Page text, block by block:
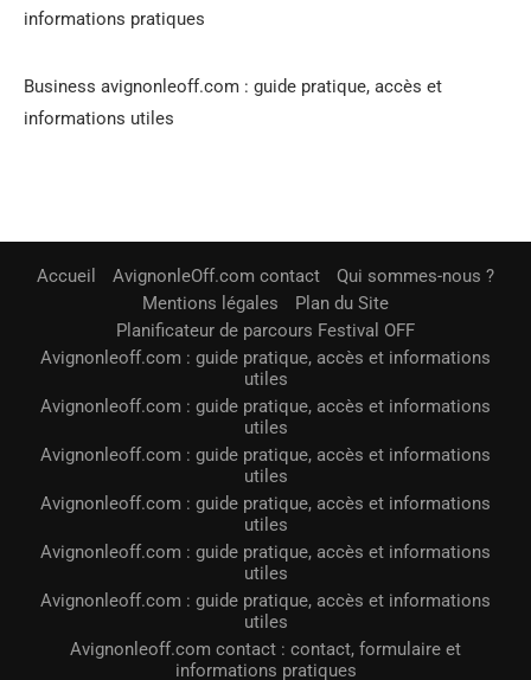
informations pratiques
Business avignonleoff.com : guide pratique, accès et
informations utiles
Accueil AvignonleOff.com contact
Qui sommes-nous ?
Mentions légales
Plan du Site
Planificateur de parcours Festival OFF
Avignonleoff.com : guide pratique, accès et informations
utiles
Avignonleoff.com : guide pratique, accès et informations
utiles
Avignonleoff.com : guide pratique, accès et informations
utiles
Avignonleoff.com : guide pratique, accès et informations
utiles
Avignonleoff.com : guide pratique, accès et informations
utiles
Avignonleoff.com : guide pratique, accès et informations
utiles
Avignonleoff.com contact : contact, formulaire et
informations pratiques